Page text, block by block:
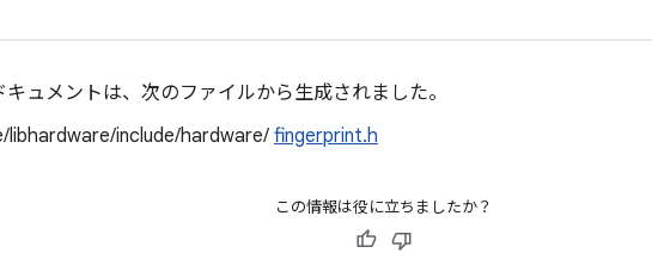
キュメントは、次のファイルから生成されました。
libhardware/include/hardware/ fingerprint.h
この情報は役に立ちましたか？